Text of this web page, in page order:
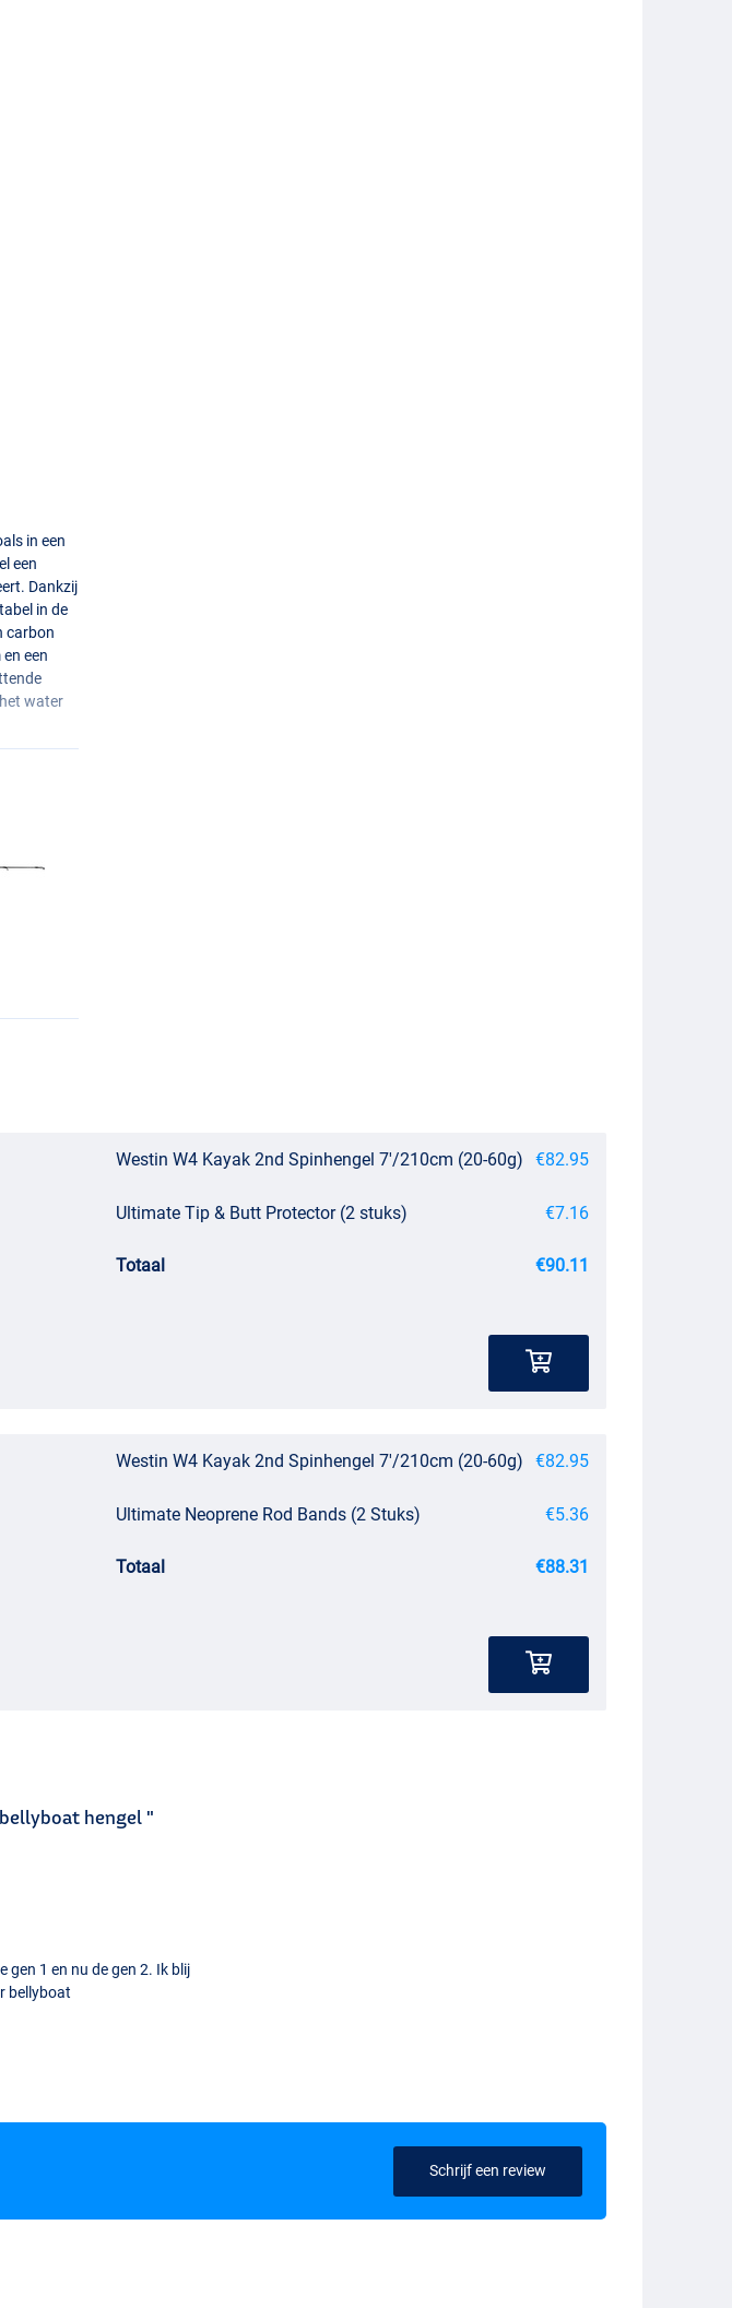
in een
een
Dankzij
in de
carbon
een
water
Westin W4 Kayak 2nd Spinhengel 7'/210cm (20-60g) €82.95
Ultimate Tip & Butt Protector (2 stuks) €7.16
Totaal €90.11
Westin W4 Kayak 2nd Spinhengel 7'/210cm (20-60g) €82.95
Ultimate Neoprene Rod Bands (2 Stuks) €5.36
Totaal €88.31
hengel "
gen 1 en nu de gen 2. Ik blij
bellyboat
Schrijf een review